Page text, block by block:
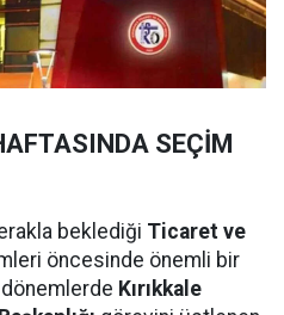
SEÇİM
beklediği Ticaret ve
öncesinde önemli bir
Kırıkkale